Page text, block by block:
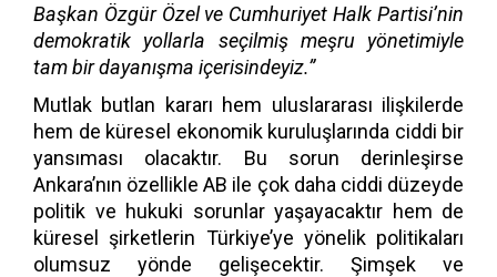
Başkan Özgür Özel ve Cumhuriyet Halk Partisi’nin
demokratik yollarla seçilmiş meşru yönetimiyle
tam bir dayanışma içerisindeyiz.”
Mutlak butlan kararı hem uluslararası ilişkilerde
hem de küresel ekonomik kuruluşlarında ciddi bir
yansıması olacaktır. Bu sorun derinleşirse
Ankara’nın özellikle AB ile çok daha ciddi düzeyde
politik ve hukuki sorunlar yaşayacaktır hem de
küresel şirketlerin Türkiye’ye yönelik politikaları
olumsuz yönde gelişecektir. Şimşek ve